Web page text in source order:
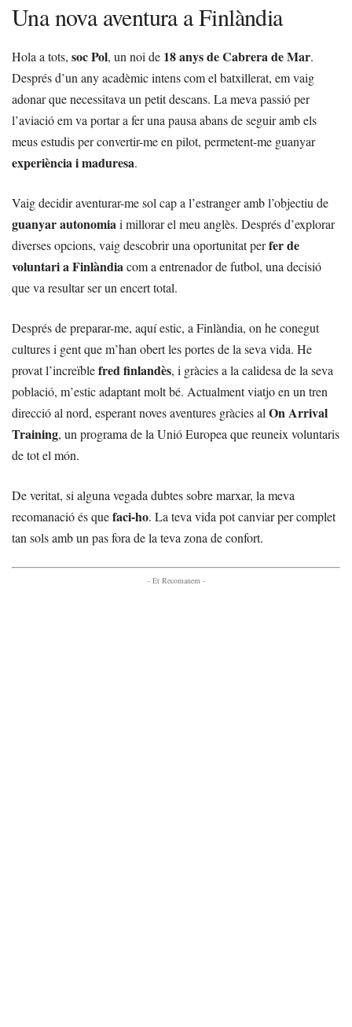
Una nova aventura a Finlàndia
Hola a tots, soc Pol, un noi de 18 anys de Cabrera de Mar.
Després d’un any acadèmic intens com el batxillerat, em vaig
adonar que necessitava un petit descans. La meva passió per
l’aviació em va portar a fer una pausa abans de seguir amb els
meus estudis per convertir-me en pilot, permetent-me guanyar
experiència i maduresa.
Vaig decidir aventurar-me sol cap a l’estranger amb l’objectiu de
guanyar autonomiai millorar el meu anglès. Després d’explorar
diverses opcions, vaig descobrir una oportunitat perfer de
voluntari a Finlàndiacom a entrenador de futbol, una decisió
que va resultar ser un encert total.
Després de preparar-me, aquí estic, a Finlàndia, on he conegut
cultures i gent que m’han obert les portes de la seva vida. He
provat l’increïblefred finlandès, i gràcies a la calidesa de la seva
població, m’estic adaptant molt bé. Actualment viatjo en un tren
direcció al nord, esperant noves aventures gràcies alOn Arrival
Training, un programa de la Unió Europea que reuneix voluntaris
de tot el món.
De veritat, si alguna vegada dubtes sobre marxar, la meva
recomanació és quefaci-ho. La teva vida pot canviar per complet
tan sols amb un pas fora de la teva zona de confort.
- Et Recomanem -